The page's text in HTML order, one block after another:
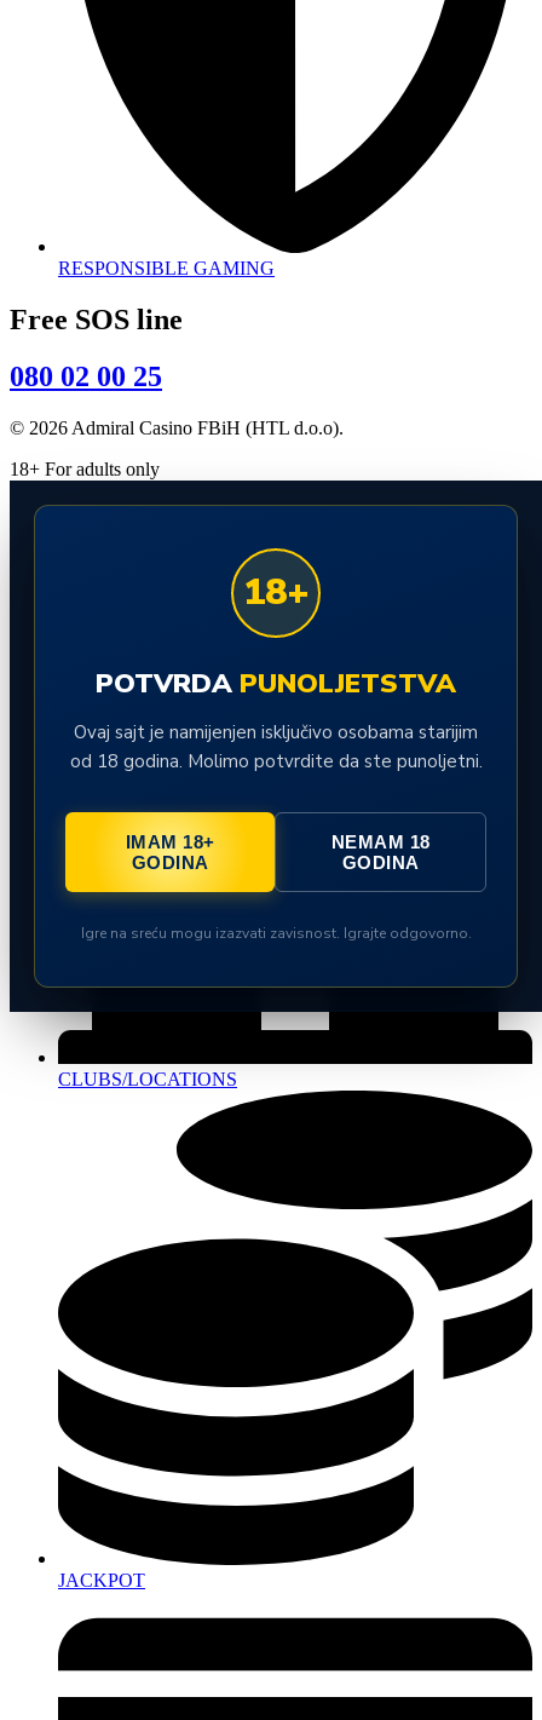
RESPONSIBLE GAMING
Free SOS line
080 02 00 25
© 2026 Admiral Casino FBiH (HTL d.o.o).
18+ For adults only
18+
POTVRDA PUNOLJETSTVA
Ovaj sajt je namijenjen isključivo osobama starijim
od 18 godina. Molimo potvrdite da ste punoljetni.
IMAM 18+
GODINA
NEMAM 18
GODINA
Igre na sreću mogu izazvati zavisnost. Igrajte odgovorno.
CLUBS/LOCATIONS
JACKPOT